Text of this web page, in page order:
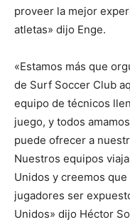
proveer la mejor
atletas» dijo Enge.
«Estamos más que
de Surf Soccer Club
equipo de técnicos
juego, y todos
puede ofrecer a
Nuestros equipos
Unidos y creemos
jugadores ser
Unidos» dijo Héctor